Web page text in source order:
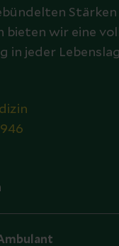
bieten wir eine
in jeder